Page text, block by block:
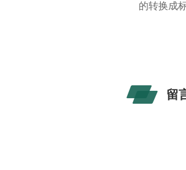
的转换成
留